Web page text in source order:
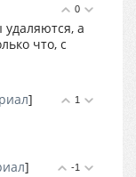
0
а
что, с
1
]
-1
]